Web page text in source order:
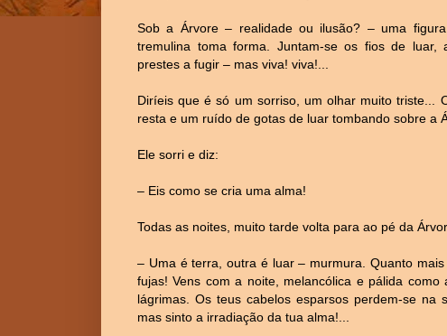
Sob a Árvore – realidade ou ilusão? – uma
tremulina toma forma. Juntam-se os fios de luar,
prestes a fugir – mas viva! viva!...
Diríeis que é só um sorriso, um olhar muito triste...
resta e um ruído de gotas de luar tombando sobre a
Ele sorri e diz:
– Eis como se cria uma alma!
Todas as noites, muito tarde volta para ao pé da
– Uma é terra, outra é luar – murmura. Quanto
fujas! Vens com a noite, melancólica e pálida
lágrimas. Os teus cabelos esparsos perdem-se na
mas sinto a irradiação da tua alma!...